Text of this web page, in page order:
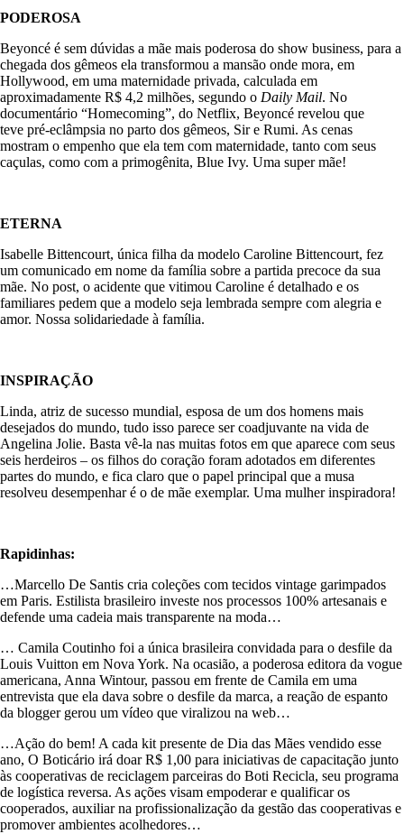
PODEROSA
Beyoncé é sem dúvidas a mãe mais poderosa do show business, para a
chegada dos gêmeos ela transformou a mansão onde mora, em
Hollywood, em uma maternidade privada, calculada em
aproximadamente R$ 4,2 milhões, segundo o Daily Mail. No
documentário “Homecoming”, do Netflix, Beyoncé revelou que
teve pré-eclâmpsia no parto dos gêmeos, Sir e Rumi. As cenas
mostram o empenho que ela tem com maternidade, tanto com seus
caçulas, como com a primogênita, Blue Ivy. Uma super mãe!
ETERNA
Isabelle Bittencourt, única filha da modelo Caroline Bittencourt, fez
um comunicado em nome da família sobre a partida precoce da sua
mãe. No post, o acidente que vitimou Caroline é detalhado e os
familiares pedem que a modelo seja lembrada sempre com alegria e
amor. Nossa solidariedade à família.
INSPIRAÇÃO
Linda, atriz de sucesso mundial, esposa de um dos homens mais
desejados do mundo, tudo isso parece ser coadjuvante na vida de
Angelina Jolie. Basta vê-la nas muitas fotos em que aparece com seus
seis herdeiros – os filhos do coração foram adotados em diferentes
partes do mundo, e fica claro que o papel principal que a musa
resolveu desempenhar é o de mãe exemplar. Uma mulher inspiradora!
Rapidinhas:
…Marcello De Santis cria coleções com tecidos vintage garimpados
em Paris. Estilista brasileiro investe nos processos 100% artesanais e
defende uma cadeia mais transparente na moda…
… Camila Coutinho foi a única brasileira convidada para o desfile da
Louis Vuitton em Nova York. Na ocasião, a poderosa editora da vogue
americana, Anna Wintour, passou em frente de Camila em uma
entrevista que ela dava sobre o desfile da marca, a reação de espanto
da blogger gerou um vídeo que viralizou na web…
…Ação do bem! A cada kit presente de Dia das Mães vendido esse
ano, O Boticário irá doar R$ 1,00 para iniciativas de capacitação junto
às cooperativas de reciclagem parceiras do Boti Recicla, seu programa
de logística reversa. As ações visam empoderar e qualificar os
cooperados, auxiliar na profissionalização da gestão das cooperativas e
promover ambientes acolhedores…